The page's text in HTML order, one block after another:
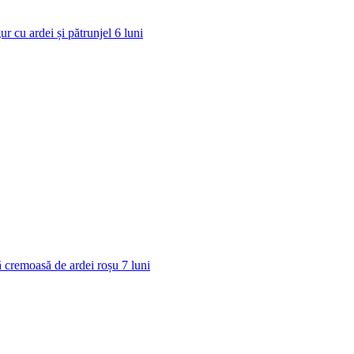
cu ardei și pătrunjel 6 luni
cremoasă de ardei roșu 7 luni